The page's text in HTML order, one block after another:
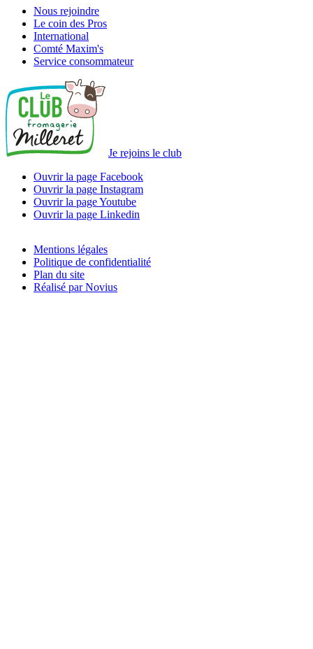
Nous rejoindre
Le coin des Pros
International
Comté Maxim's
Service consommateur
Je rejoins le club
Ouvrir la page Facebook
Ouvrir la page Instagram
Ouvrir la page Youtube
Ouvrir la page Linkedin
Mentions légales
Politique de confidentialité
Plan du site
Réalisé par Novius